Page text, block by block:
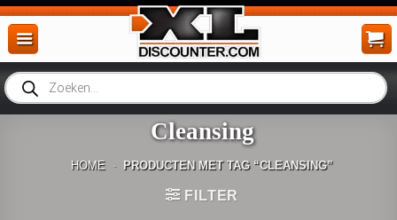
Ga
naar
inhoud
Producten
zoeken
Cleansing
HOME - PRODUCTEN MET TAG “CLEANSING”
FILTER